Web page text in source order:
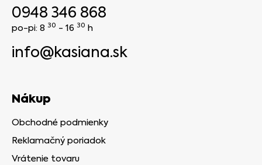
0948 346 868
po-pi: 8 30 - 16 30 h
info@kasiana.sk
Nákup
Obchodné podmienky
Reklamačný poriadok
Vrátenie tovaru